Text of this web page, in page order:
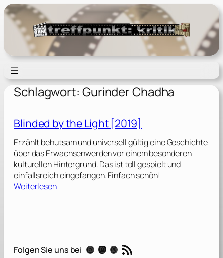
Zum
Inhalt
springen
Schlagwort: Gurinder Chadha
Blinded by the Light [2019]
Erzählt behutsam und universell gültig eine Geschichte
über das Erwachsenwerden vor einem besonderen
kulturellen Hintergrund. Das ist toll gespielt und
einfallsreich eingefangen. Einfach schön!
Weiterlesen:
e
Folgen Sie uns bei Instagram Mastodon Threads RSS-Feed